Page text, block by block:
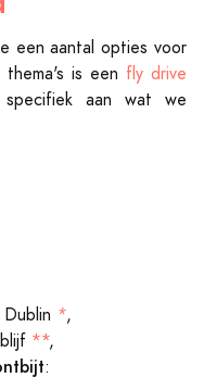
een aantal opties voor
is een fly drive
aan wat we
*,
**,
: